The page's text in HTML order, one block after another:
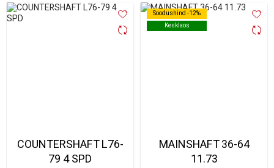
COUNTERSHAFT L76-
79 4 SPD
Soodushind -12%
Kesklaos
Soodushind -12%
Kesklaos
MAINSHAFT 36-64
11.73